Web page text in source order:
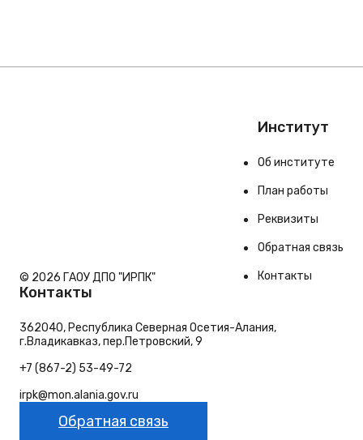
© 2026 ГАОУ ДПО "ИРПК"
Институт
Об институте
План работы
Реквизиты
Обратная связь
Контакты
Контакты
362040, Республика Северная Осетия-Алания,
г.Владикавказ, пер.Петровский, 9
+7 (867-2) 53-49-72
irpk@mon.alania.gov.ru
Обратная связь